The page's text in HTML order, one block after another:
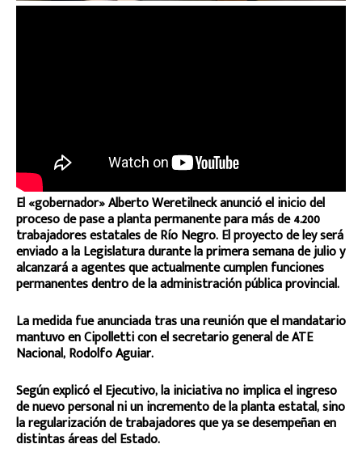
El «gobernador» Alberto Weretilneck anunció el inicio del
proceso de pase a planta permanente para más de 4.200
trabajadores estatales de Río Negro. El proyecto de ley será
enviado a la Legislatura durante la primera semana de julio y
alcanzará a agentes que actualmente cumplen funciones
permanentes dentro de la administración pública provincial.
La medida fue anunciada tras una reunión que el mandatario
mantuvo en Cipolletti con el secretario general de ATE
Nacional, Rodolfo Aguiar.
Según explicó el Ejecutivo, la iniciativa no implica el ingreso
de nuevo personal ni un incremento de la planta estatal, sino
la regularización de trabajadores que ya se desempeñan en
distintas áreas del Estado.